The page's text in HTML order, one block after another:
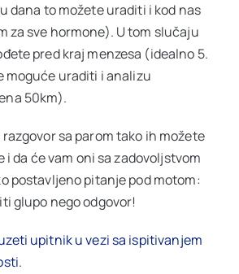
dana to možete uraditi i kod nas
za sve hormone). U tom slučaju
pred kraj menzesa (idealno 5.
moguće uraditi i analizu
50km).
sa parom tako ih možete
da će vam oni sa zadovoljstvom
postavljeno pitanje pod motom:
glupo nego odgovor!
upitnik u vezi sa ispitivanjem